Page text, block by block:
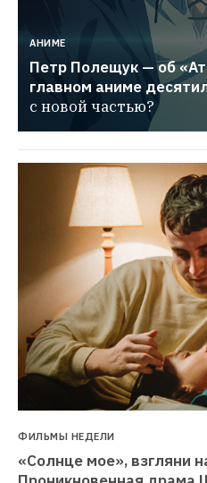
АНИМЕ
Петр Полещук — об
главном аниме
с новой частью?
ФИЛЬМЫ НЕДЕЛИ
«Солнце мое», взгляни